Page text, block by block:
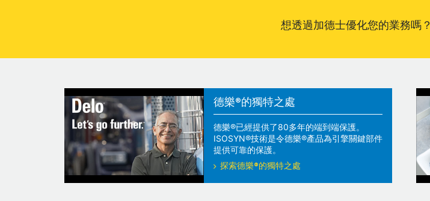
想透過加德士優化您的業務嗎？
德樂®的獨特之處
德樂®已經提供了80多年的端到端保護。
ISOSYN®技術是令德樂®產品為引擎關鍵部件
提供可靠的保護。
探索德樂®的獨特之處